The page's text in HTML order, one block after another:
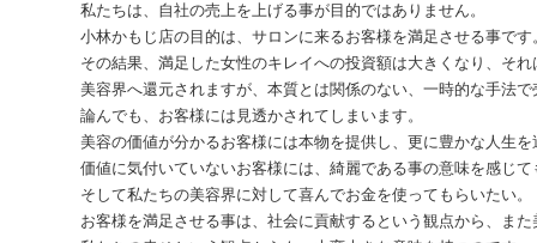
私たちは、自社の売上を上げる事が目的ではありません。
小林かもじ店の目的は、サロンに来るお客様を満足させる事です
その結果、満足した女性のキレイへの投資額は大きくなり、そ
美容界へ還元されますが、本質とは関係のない、一時的な手法
論んでも、お客様には見透かされてしまいます。
美容の価値が分かるお客様には本物を提供し、更に豊かな人生
価値に気付いていないお客様には、綺麗である事の意味を感じて
そして私たちの美容界に対して喜んでお金を使ってもらいたい。
お客様を満足させる事は、社会に貢献するという観点から、ま